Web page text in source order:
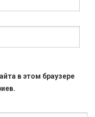
в этом браузере